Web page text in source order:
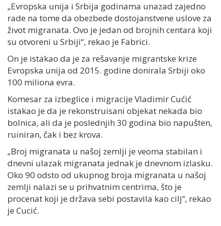
„Evropska unija i Srbija godinama unazad zajedno
rade na tome da obezbede dostojanstvene uslove za
život migranata. Ovo je jedan od brojnih centara koji
su otvoreni u Srbiji“, rekao je Fabrici.
On je istakao da je za rešavanje migrantske krize
Evropska unija od 2015. godine donirala Srbiji oko
100 miliona evra.
Komesar za izbeglice i migracije Vladimir Cućić
istakao je da je rekonstruisani objekat nekada bio
bolnica, ali da je poslednjih 30 godina bio napušten,
ruiniran, čak i bez krova.
„Broj migranata u našoj zemlji je veoma stabilan i
dnevni ulazak migranata jednak je dnevnom izlasku.
Oko 90 odsto od ukupnog broja migranata u našoj
zemlji nalazi se u prihvatnim centrima, što je
procenat koji je država sebi postavila kao cilj“, rekao
je Cucić.